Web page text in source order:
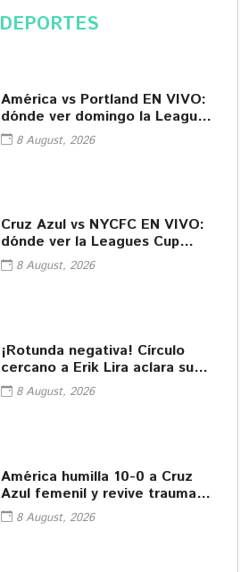
DEPORTES
América vs Portland EN VIVO:
dónde ver domingo la Leagues
Cup8 August, 2026
Cruz Azul vs NYCFC EN VIVO:
dónde ver la Leagues Cup
20268 August, 2026
¡Rotunda negativa! Círculo
cercano a Erik Lira aclara su
futuro
8 August, 2026
América humilla 10-0 a Cruz
Azul femenil y revive traumas
del pasado
8 August, 2026